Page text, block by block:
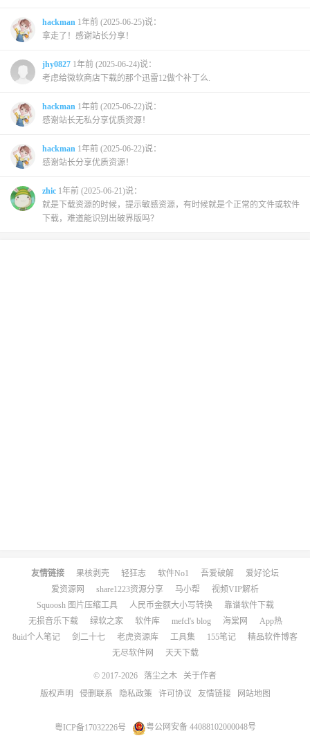
hackman 1年前 (2025-06-25)说：
拿走了！感谢站长分享！
jhy0827 1年前 (2025-06-24)说：
考虑给微软商店下载的那个迅雷12做个补丁么.
hackman 1年前 (2025-06-22)说：
感谢站长无私分享优质资源！
hackman 1年前 (2025-06-22)说：
感谢站长分享优质资源！
zhic 1年前 (2025-06-21)说：
就是下载资源的时候，提示敏感资源，有时候就是个正常的文件或软件
下载，难道能识别出破界版吗？
友情链接 果核剥壳 轻狂志 软件No1 吾爱破解
爱好论坛
爱资源网
share1223资源分享 马小帮
视频VIP解析
Squoosh 图片压缩工具
人民币金额大小写转换
靠谱软件下载
无损音乐下载
绿软之家 软件库 mefcl's blog 海棠网
App热
8uid个人笔记
剑二十七 老虎资源库 工具集 155笔记
精品软件博客
无尽软件网
天天下载
© 2017-2026 落尘之木
关于作者
版权声明
侵删联系 隐私政策 许可协议 友情链接 网站地图
粤ICP备17032226号 粤公网安备 44088102000048号